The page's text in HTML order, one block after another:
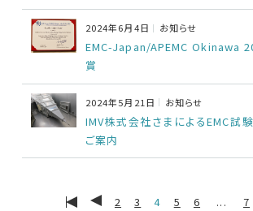
サポートデスク
HOME
ニュース
2024年6月4日 お知らせ
EMC-Japan/APEMC Okinawa
賞
2024年5月21日 お知らせ
IMV株式会社さまによるEMC試
ご案内
2 3 4 5 6 ... 7